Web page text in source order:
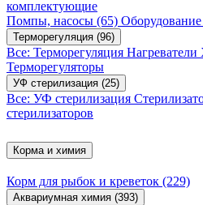
комплектующие
Помпы, насосы (65)
Терморегуляция (96)
Все: Терморегуляция Нагреватели
Терморегуляторы
УФ стерилизация (25)
Все: УФ стерилизация
стерилизаторов
Корма и химия
Корм для рыбок и креветок (229)
Аквариумная химия (393)